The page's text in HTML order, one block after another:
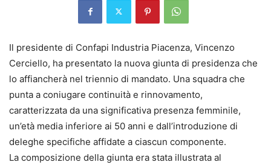
Il presidente di Confapi Industria Piacenza, Vincenzo
Cerciello, ha presentato la nuova giunta di presidenza che
lo affiancherà nel triennio di mandato. Una squadra che
punta a coniugare continuità e rinnovamento,
caratterizzata da una significativa presenza femminile,
un’età media inferiore ai 50 anni e dall’introduzione di
deleghe specifiche affidate a ciascun componente.
La composizione della giunta era stata illustrata al